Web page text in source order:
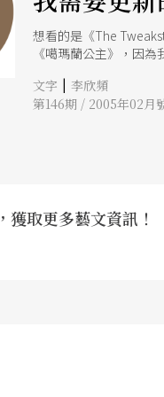
想看的是《The
《噶瑪蘭公主》，因
怎樣的風景。 想參加
文字 | 李欣頻
第146期 / 2005年02月
取更多藝文資訊！